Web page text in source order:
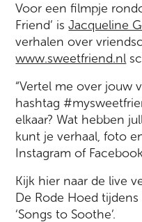
Voor een filmpje
Friend’ isJacqueline
verhalen over
www.sweetfriend.nl
“Vertel me over jouw
hashtag
elkaar? Wat hebben
kunt je verhaal, foto
Instagram of
Kijk hier naar de live
De Rode Hoed
‘Songs to Soothe’.